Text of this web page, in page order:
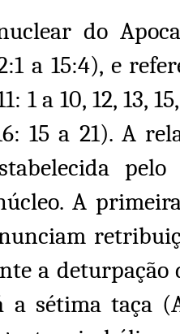
do
a 15:4), e
1 a 10, 12, 13,
15 a 21). A
A
a
a sétima taça